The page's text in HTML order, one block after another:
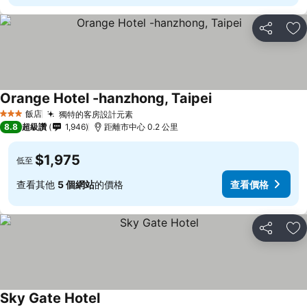
分享 加
3 星級 飯店 獨特的客房設計元素
Orange Hotel -hanzhong, Taipei
8.8 超級讚 1,946 距離市中心 0.2 公里
低至 $1,975
查看其他 5 個網站的價格 查看價格
分享 加
Sky Gate Hotel